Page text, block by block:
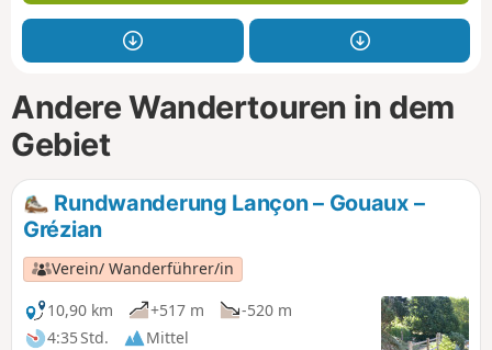
Andere Wandertouren in dem
Gebiet
Rundwanderung Lançon – Gouaux –
Grézian
Verein/ Wanderführer/in
10,90 km
+517 m
-520 m
4:35 Std.
Mittel